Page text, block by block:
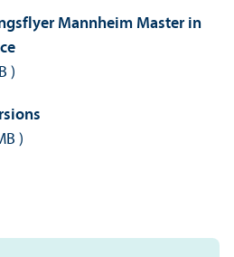
Mannheim Master in
)
)